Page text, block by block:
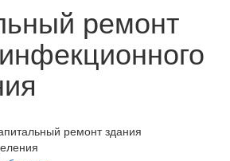
ремонт
ремонт здания